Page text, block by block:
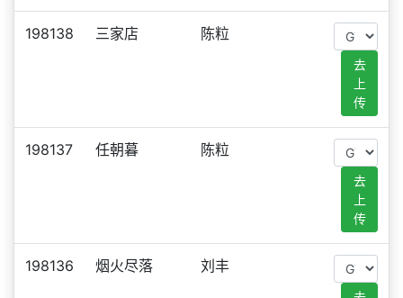
198138 三家店 陈粒
去
上
传
198137 任朝暮 陈粒
去
上
传
198136 烟火尽落 刘丰